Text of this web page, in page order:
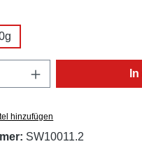
Gib den
hinzufügen
SW10011.2